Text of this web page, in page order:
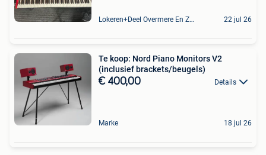
Lokeren+Deel Overmere En Zele 22 jul 26
Te koop: Nord Piano Monitors V2
(inclusief brackets/beugels)
€ 400,00 Details
Marke 18 jul 26